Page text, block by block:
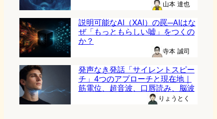
山本 達也
説明可能なAI（XAI）の罠─AIはな
ぜ「もっともらしい嘘」をつくの
か？
寺本 誠司
発声なき発話「サイレントスピー
チ」4つのアプローチと現在地｜
筋電位、超音波、口唇読み、脳波
りょうとく